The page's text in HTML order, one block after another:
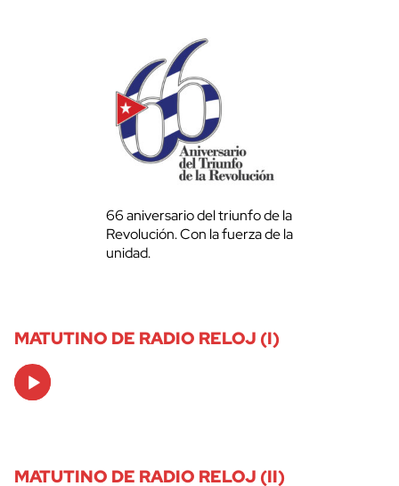
66 aniversario del triunfo de la
Revolución. Con la fuerza de la
unidad.
MATUTINO DE RADIO RELOJ (I)
Audio
Player
MATUTINO DE RADIO RELOJ (II)